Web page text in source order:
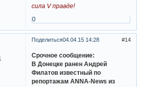
сила V правде!
0
Поделиться 14
04.04.15 14:28
Срочное сообщение:
В Донецке ранен Андрей
Филатов известный по
репортажам ANNA-News из